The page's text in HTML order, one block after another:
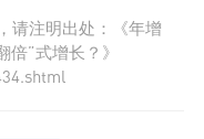
请注明出处：《年增
倍”式增长？》